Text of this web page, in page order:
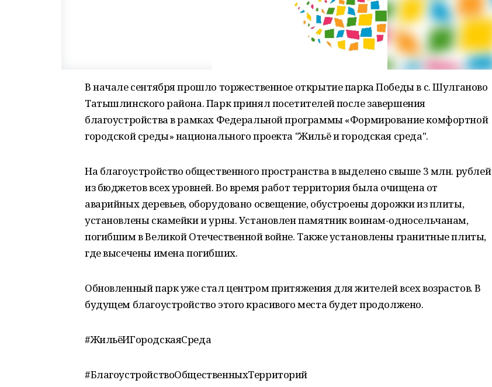
В начале сентября прошло торжественное открытие парка Победы в с. Шулганово
Татышлинского района. Парк принял посетителей после завершения
благоустройства в рамках Федеральной программы «Формирование комфортной
городской среды» национального проекта "Жильё и городская среда".
На благоустройство общественного пространства в выделено свыше 3 млн. рублей
из бюджетов всех уровней. Во время работ территория была очищена от
аварийных деревьев, оборудовано освещение, обустроены дорожки из плиты,
установлены скамейки и урны. Установлен памятник воинам-односельчанам,
погибшим в Великой Отечественной войне. Также установлены гранитные плиты,
где высечены имена погибших.
Обновленный парк уже стал центром притяжения для жителей всех возрастов. В
будущем благоустройство этого красивого места будет продолжено.
#ЖильёИГородскаяСреда
#БлагоустройствоОбщественныхТерриторий